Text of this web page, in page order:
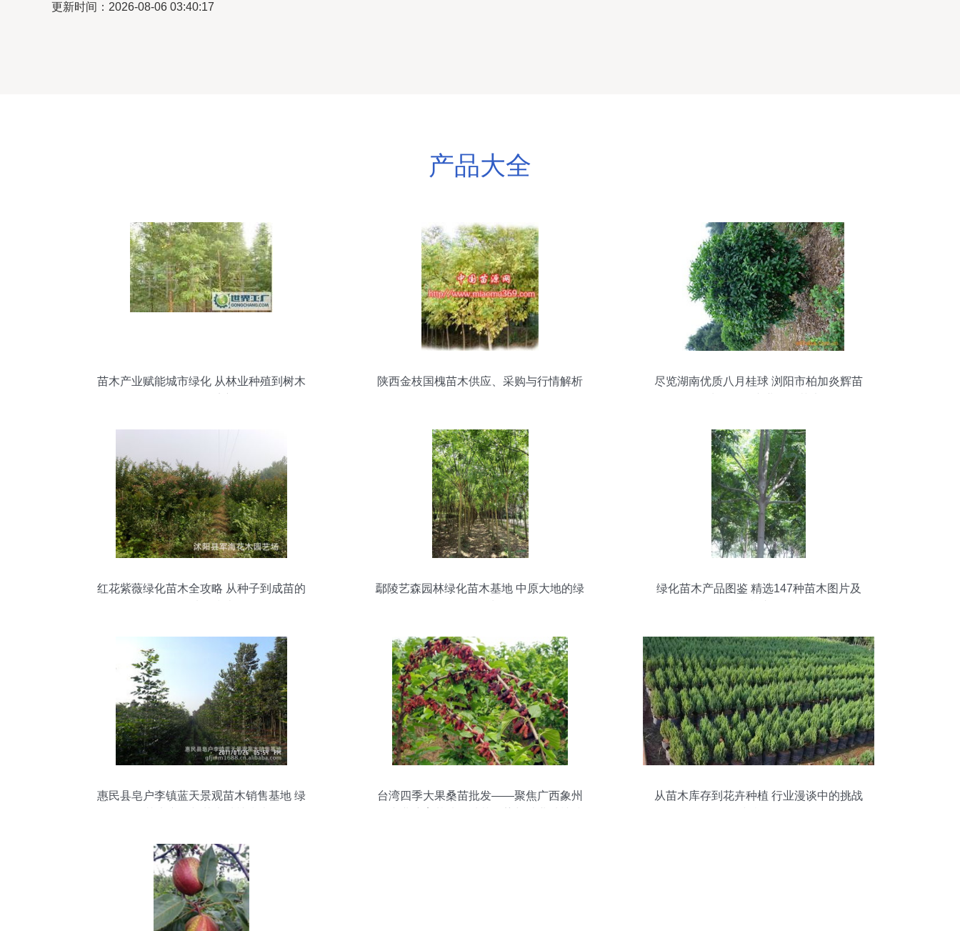
更新时间：2026-08-06 03:40:17
产品大全
苗木产业赋能城市绿化 从林业种殖到树木
陕西金枝国槐苗木供应、采购与行情解析
尽览湖南优质八月桂球 浏阳市柏加炎辉苗
红花紫薇绿化苗木全攻略 从种子到成苗的
鄢陵艺森园林绿化苗木基地 中原大地的绿
绿化苗木产品图鉴 精选147种苗木图片及
惠民县皂户李镇蓝天景观苗木销售基地 绿
台湾四季大果桑苗批发——聚焦广西象州
从苗木库存到花卉种植 行业漫谈中的挑战